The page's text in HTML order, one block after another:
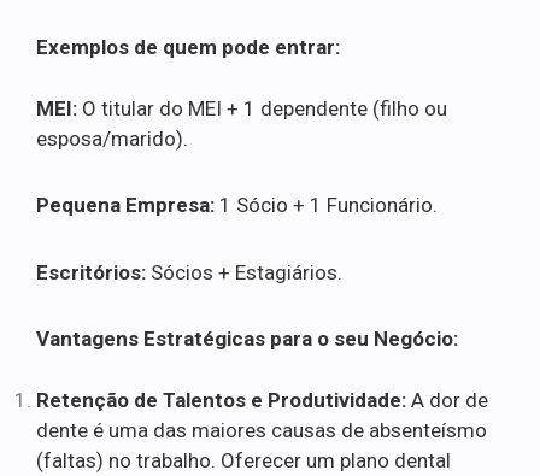
Exemplos de quem pode entrar:
MEI: O titular do MEI + 1 dependente (filho ou
esposa/marido).
Pequena Empresa: 1 Sócio + 1 Funcionário.
Escritórios: Sócios + Estagiários.
Vantagens Estratégicas para o seu Negócio:
Retenção de Talentos e Produtividade: A dor de
dente é uma das maiores causas de absenteísmo
(faltas) no trabalho. Oferecer um plano dental